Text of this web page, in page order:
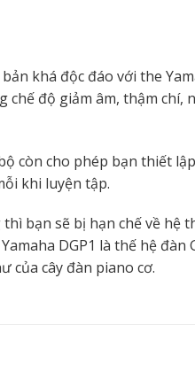
khá độc đáo với the
độ giảm âm, thậm chí,
còn cho phép bạn thiết
khi luyện tập.
bạn sẽ bị hạn chế về hệ
DGP1 là thế hệ
của cây đàn piano cơ.